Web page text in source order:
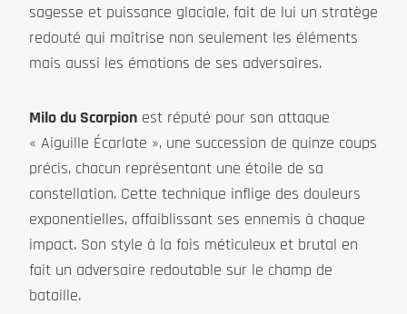
sagesse et puissance glaciale, fait de lui un stratège
redouté qui maîtrise non seulement les éléments
mais aussi les émotions de ses adversaires.
Milo du Scorpion est réputé pour son attaque
« Aiguille Écarlate », une succession de quinze coups
précis, chacun représentant une étoile de sa
constellation. Cette technique inflige des douleurs
exponentielles, affaiblissant ses ennemis à chaque
impact. Son style à la fois méticuleux et brutal en
fait un adversaire redoutable sur le champ de
bataille.